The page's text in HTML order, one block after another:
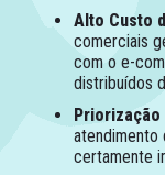
Alto Custo
comerciais
com o e-
distribuídos
Priorização
atendimento
certamente